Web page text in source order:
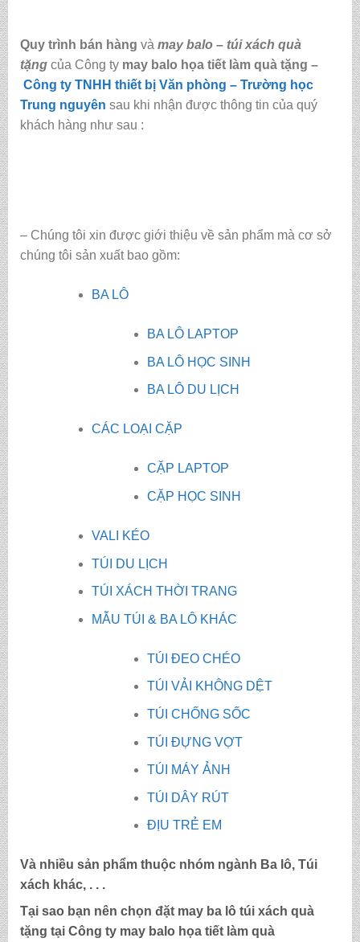
Quy trình bán hàng và may balo – túi xách quà
tặng của Công ty may balo họa tiết làm quà tặng –
Công ty TNHH thiết bị Văn phòng – Trường học
Trung nguyên sau khi nhận được thông tin của quý
khách hàng như sau :
– Chúng tôi xin được giới thiệu về sản phẩm mà cơ sở
chúng tôi sản xuất bao gồm:
BA LÔ
BA LÔ LAPTOP
BA LÔ HỌC SINH
BA LÔ DU LỊCH
CÁC LOẠI CẶP
CẶP LAPTOP
CẶP HỌC SINH
VALI KÉO
TÚI DU LỊCH
TÚI XÁCH THỜI TRANG
MẪU TÚI & BA LÔ KHÁC
TÚI ĐEO CHÉO
TÚI VẢI KHÔNG DỆT
TÚI CHỐNG SỐC
TÚI ĐỰNG VỢT
TÚI MÁY ẢNH
TÚI DÂY RÚT
ĐỊU TRẺ EM
Và nhiều sản phẩm thuộc nhóm ngành Ba lô, Túi
xách khác, . . .
Tại sao bạn nên chọn đặt may ba lô túi xách quà
tặng tại Công ty maybalo họa tiết làm quà